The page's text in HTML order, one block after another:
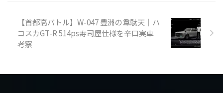
【首都高バトル】W-047 豊洲の韋駄天｜ハ
コスカGT-R 514ps寿司屋仕様を辛口実車
考察